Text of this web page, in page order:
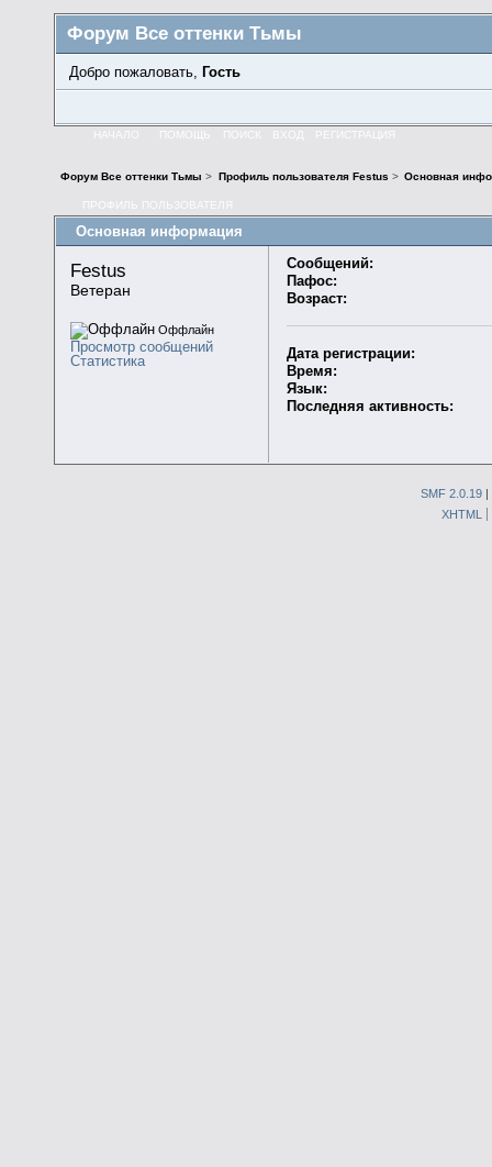
Форум Все оттенки Тьмы
Добро пожаловать, Гость
НАЧАЛО ПОМОЩЬ ПОИСК ВХОД РЕГИСТРАЦИЯ
Форум Все оттенки Тьмы > Профиль пользователя Festus > Основная
ПРОФИЛЬ ПОЛЬЗОВАТЕЛЯ
Основная информация
Festus
Ветеран
Оффлайн
Просмотр сообщений
Статистика
Сообщений:
Пафос:
Возраст:
Дата регистрации:
Время:
Язык:
Последняя активность:
SMF 2.0.19
XHTML